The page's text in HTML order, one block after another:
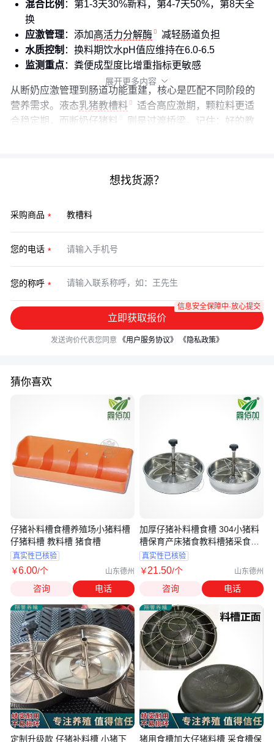
混合比例 ：第1-3天30%新料，第4-7天50%，第8天全
换
应激管理：添加高活力分解酶
减轻肠道负担
水质控制 ：换料期饮水pH值应维持在6.0-6.5
监测重点：粪便成型度比增重指标更敏感
从断奶应激管理到肠道功能重建，核心是匹配不同阶段的
营养需求。液态乳猪教槽料
适合高应激期，颗粒料更适
合稳定期，而 断奶仔猪料
则是过渡桥梁。记住：好的教
展开更多内容 
想找货源？
采购商品
您的电话
您的称呼
立即获取报价
信息安全保障中·放心提交
发送询价代表您同意 《用户服务协议》 《隐私政策》
猜你喜欢
仔猪补料槽食槽养殖场小猪料槽
仔猪料槽 教料槽 猪食槽
真实性已核验
￥6.00/个 山东德州
咨询 电话
定制升级款 仔猪补料槽 小猪下
加厚仔猪补料槽食槽 304小猪料
槽保育产床猪食教料槽猪采食喂
料槽
真实性已核验
￥21.50/个 山东德州
咨询 电话
猪用食槽加大仔猪料槽 采食槽保